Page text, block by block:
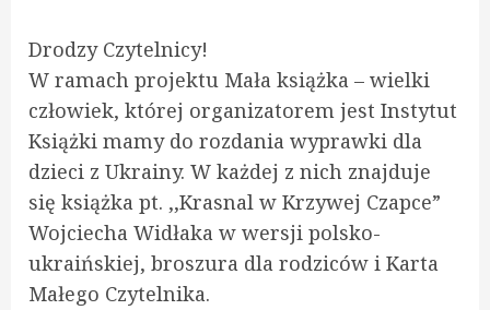
Drodzy Czytelnicy!
W ramach projektu Mała książka – wielki
człowiek, której organizatorem jest Instytut
Książki mamy do rozdania wyprawki dla
dzieci z Ukrainy. W każdej z nich znajduje
się książka pt. ,,Krasnal w Krzywej Czapce”
Wojciecha Widłaka w wersji polsko-
ukraińskiej, broszura dla rodziców i Karta
Małego Czytelnika.